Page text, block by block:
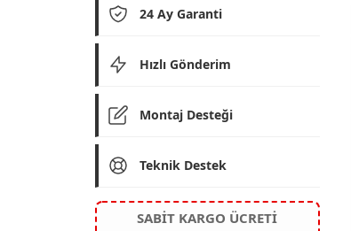
24 Ay Garanti
Hızlı Gönderim
Montaj Desteği
Teknik Destek
SABİT KARGO ÜCRETİ